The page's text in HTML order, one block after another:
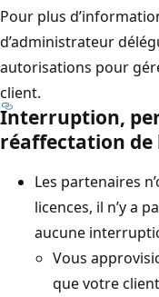
Pour plus
d’administrateur
autorisations pour
client.
Interruption,
réaffectation de
Les partenaires
licences, il n’y a
aucune
Vous
que votre